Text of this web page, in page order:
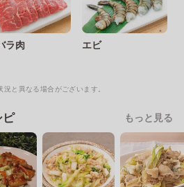
ラ肉 エビ
と異なる場合がございます。
ピ もっと見る